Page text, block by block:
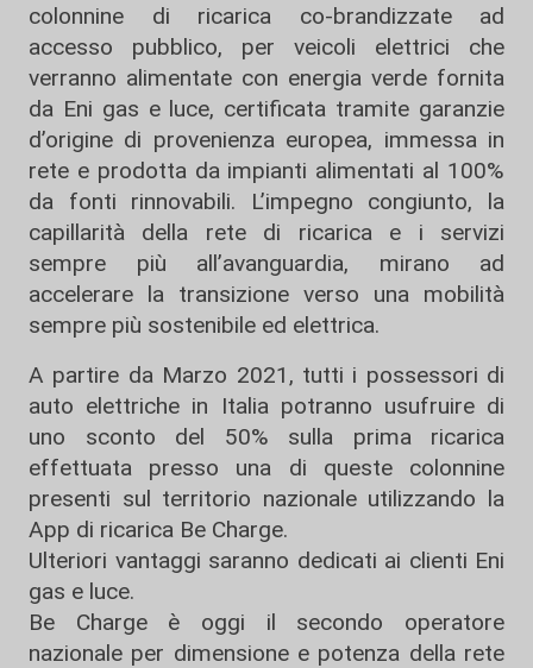
colonnine di ricarica co-brandizzate ad
accesso pubblico, per veicoli elettrici che
verranno alimentate con energia verde fornita
da Eni gas e luce, certificata tramite garanzie
d’origine di provenienza europea, immessa in
rete e prodotta da impianti alimentati al 100%
da fonti rinnovabili. L’impegno congiunto, la
capillarità della rete di ricarica e i servizi
sempre più all’avanguardia, mirano ad
accelerare la transizione verso una mobilità
sempre più sostenibile ed elettrica.
A partire da Marzo 2021, tutti i possessori di
auto elettriche in Italia potranno usufruire di
uno sconto del 50% sulla prima ricarica
effettuata presso una di queste colonnine
presenti sul territorio nazionale utilizzando la
App di ricarica Be Charge.
Ulteriori vantaggi saranno dedicati ai clienti Eni
gas e luce.
Be Charge è oggi il secondo operatore
nazionale per dimensione e potenza della rete